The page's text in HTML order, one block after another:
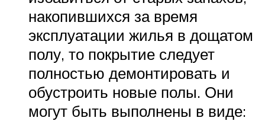
накопившихся за время
эксплуатации жилья в дощатом
полу, то покрытие следует
полностью демонтировать и
обустроить новые полы. Они
могут быть выполнены в виде: